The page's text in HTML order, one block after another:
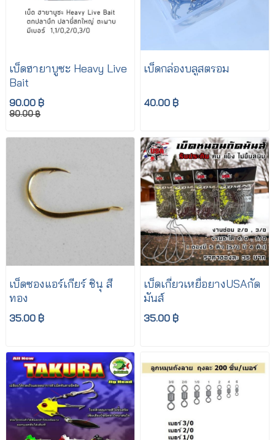
เบ็ดฮายาบูซะ Heavy Live
Bait
90.00 ฿
90.00 ฿
เบ็ดกล่องบลูสตรอม
40.00 ฿
เบ็ดซองแอร์เกียร์ ชินุ สี
ทอง
35.00 ฿
เบ็ดเกี่ยวเหยื่อยางUSAกัด
มันส์
35.00 ฿